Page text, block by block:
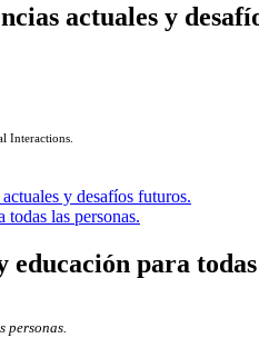
actuales y
Interactions.
y desafíos futuros.
para todas
personas.